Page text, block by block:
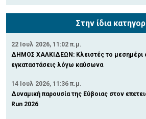
Στην ίδια
22 Ιουλ 2026, 11:02 π.μ.
ΔΗΜΟΣ ΧΑΛΚΙΔΕΩΝ: Κλειστές το μεσημέρι
εγκαταστάσεις λόγω καύσωνα
14 Ιουλ 2026, 11:36 π.μ.
Δυναμική παρουσία της Εύβοιας στον
Run 2026